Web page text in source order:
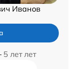
Иванов
5 лет лет